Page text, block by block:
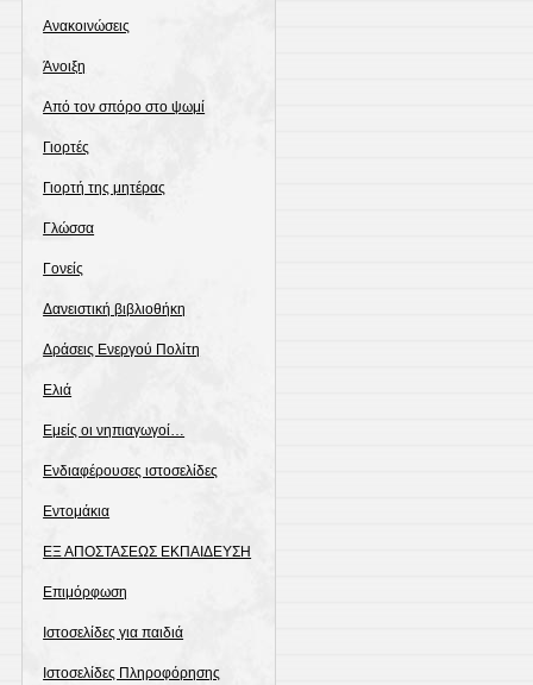
Ανακοινώσεις
Άνοιξη
Από τον σπόρο στο ψωμί
Γιορτές
Γιορτή της μητέρας
Γλώσσα
Γονείς
Δανειστική βιβλιοθήκη
Δράσεις Ενεργού Πολίτη
Ελιά
Εμείς οι νηπιαγωγοί…
Ενδιαφέρουσες ιστοσελίδες
Εντομάκια
ΕΞ ΑΠΟΣΤΑΣΕΩΣ ΕΚΠΑΙΔΕΥΣΗ
Επιμόρφωση
Ιστοσελίδες για παιδιά
Ιστοσελίδες Πληροφόρησης